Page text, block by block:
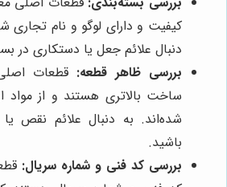
کیفیت و دارای لوگو و نام تجاری
دنبال علائم جعل یا دستکاری در
بررسی ظاهر قطعه: قطعات
ساخت بالاتری هستند و از مواد
شده‌اند. به دنبال علائم نقص
باشید.
بررسی کد فنی و شماره سریال: